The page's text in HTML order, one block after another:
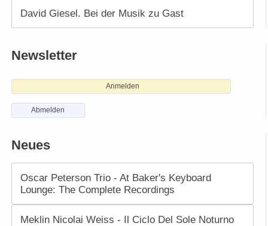
David Giesel. Bei der Musik zu Gast
Newsletter
Anmelden
Abmelden
Neues
Oscar Peterson Trio - At Baker's Keyboard
Lounge: The Complete Recordings
Meklin Nicolai Weiss - Il Ciclo Del Sole Noturno